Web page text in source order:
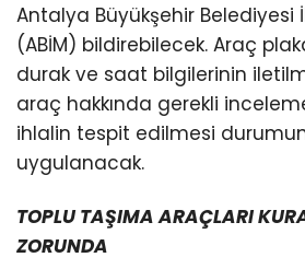
Antalya Büyükşehir Belediyesi
(ABİM) bildirebilecek. Araç
durak ve saat bilgilerinin
araç hakkında gerekli
ihlalin tespit edilmesi
uygulanacak.
TOPLU TAŞIMA ARAÇLARI
ZORUNDA